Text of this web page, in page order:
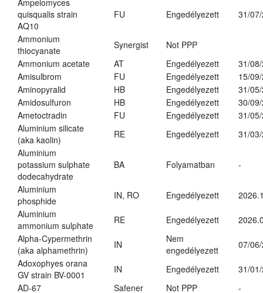
Ampelomyces
quisqualis strain
AQ10
FU Engedélyezett 31/
Ammonium
thiocyanate
Synergist
Not PPP
Ammonium acetate
AT Engedélyezett
31/
Amisulbrom
FU Engedélyezett
15/
Aminopyralid
HB Engedélyezett
31/
Amidosulfuron
HB Engedélyezett
30/
Ametoctradin
FU Engedélyezett
31/
Aluminium silicate
(aka kaolin)
RE Engedélyezett
31/
Aluminium
potassium sulphate
dodecahydrate
BA Folyamatban -
Aluminium
phosphide
IN, RO Engedélyezett
Aluminium
ammonium sulphate
RE Engedélyezett
Alpha-Cypermethrin
(aka alphamethrin)
IN
Nem
engedélyezett
07/
Adoxophyes orana
GV strain BV-0001
IN Engedélyezett
31/
AD-67
Safener Not PPP -